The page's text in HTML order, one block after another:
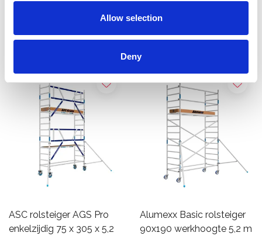
Allow selection
Deny
Excl. Btw
Bekijk product Bekijk product
ASC rolsteiger AGS Pro
enkelzijdig 75 x 305 x 5,2
Alumexx Basic rolsteiger
90x190 werkhoogte 5,2 m